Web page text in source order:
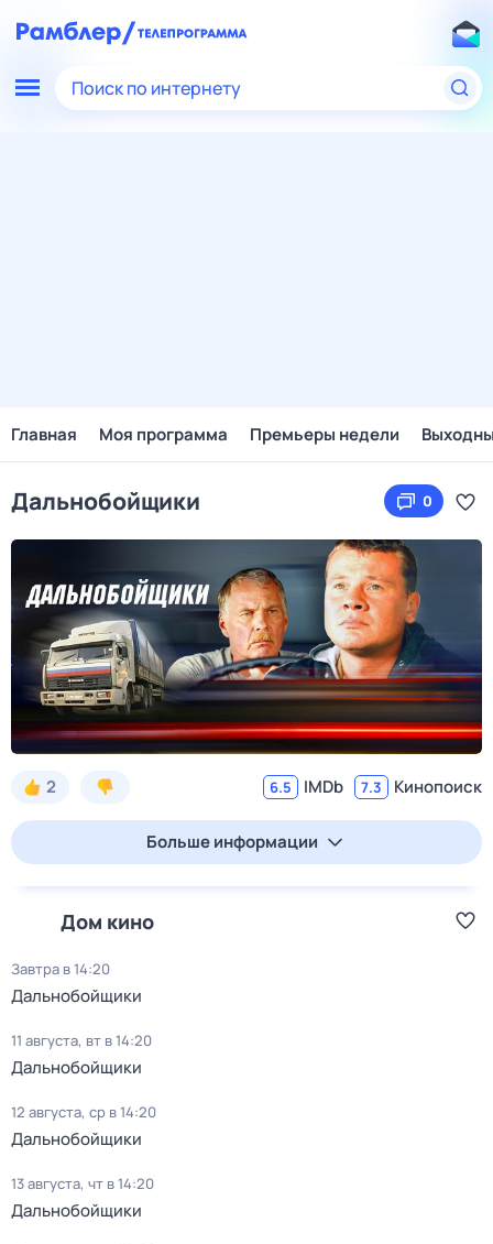
Поиск по интернету
Главная Моя программа Премьеры недели
Дальнобойщики 0
2 6.5 IMDb 7.3 Кинопоиск
Больше информации
Дом кино
Завтра в 14:20
Дальнобойщики
11 августа, вт в 14:20
Дальнобойщики
12 августа, ср в 14:20
Дальнобойщики
13 августа, чт в 14:20
Дальнобойщики